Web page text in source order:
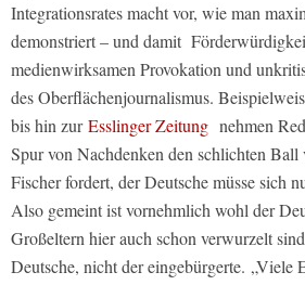
Integrationsrates macht vor, wie man
demonstriert – und damit
medienwirksamen Provokation und
des Oberflächenjournalismus.
bis hin zurEsslinger Zeitung nehmen
Spur von Nachdenken den schlichten
Fischer fordert, der Deutsche müsse sich
Also gemeint ist vornehmlich wohl der
Großeltern hier auch schon verwurzelt
Deutsche, nicht der eingebürgerte. „Viele